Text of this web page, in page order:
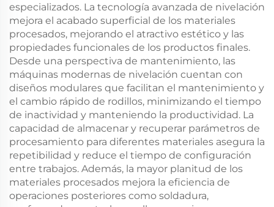
especializados. La tecnología avanzada de nivelación
mejora el acabado superficial de los materiales
procesados, mejorando el atractivo estético y las
propiedades funcionales de los productos finales.
Desde una perspectiva de mantenimiento, las
máquinas modernas de nivelación cuentan con
diseños modulares que facilitan el mantenimiento y
el cambio rápido de rodillos, minimizando el tiempo
de inactividad y manteniendo la productividad. La
capacidad de almacenar y recuperar parámetros de
procesamiento para diferentes materiales asegura la
repetibilidad y reduce el tiempo de configuración
entre trabajos. Además, la mayor planitud de los
materiales procesados mejora la eficiencia de
operaciones posteriores como soldadura,